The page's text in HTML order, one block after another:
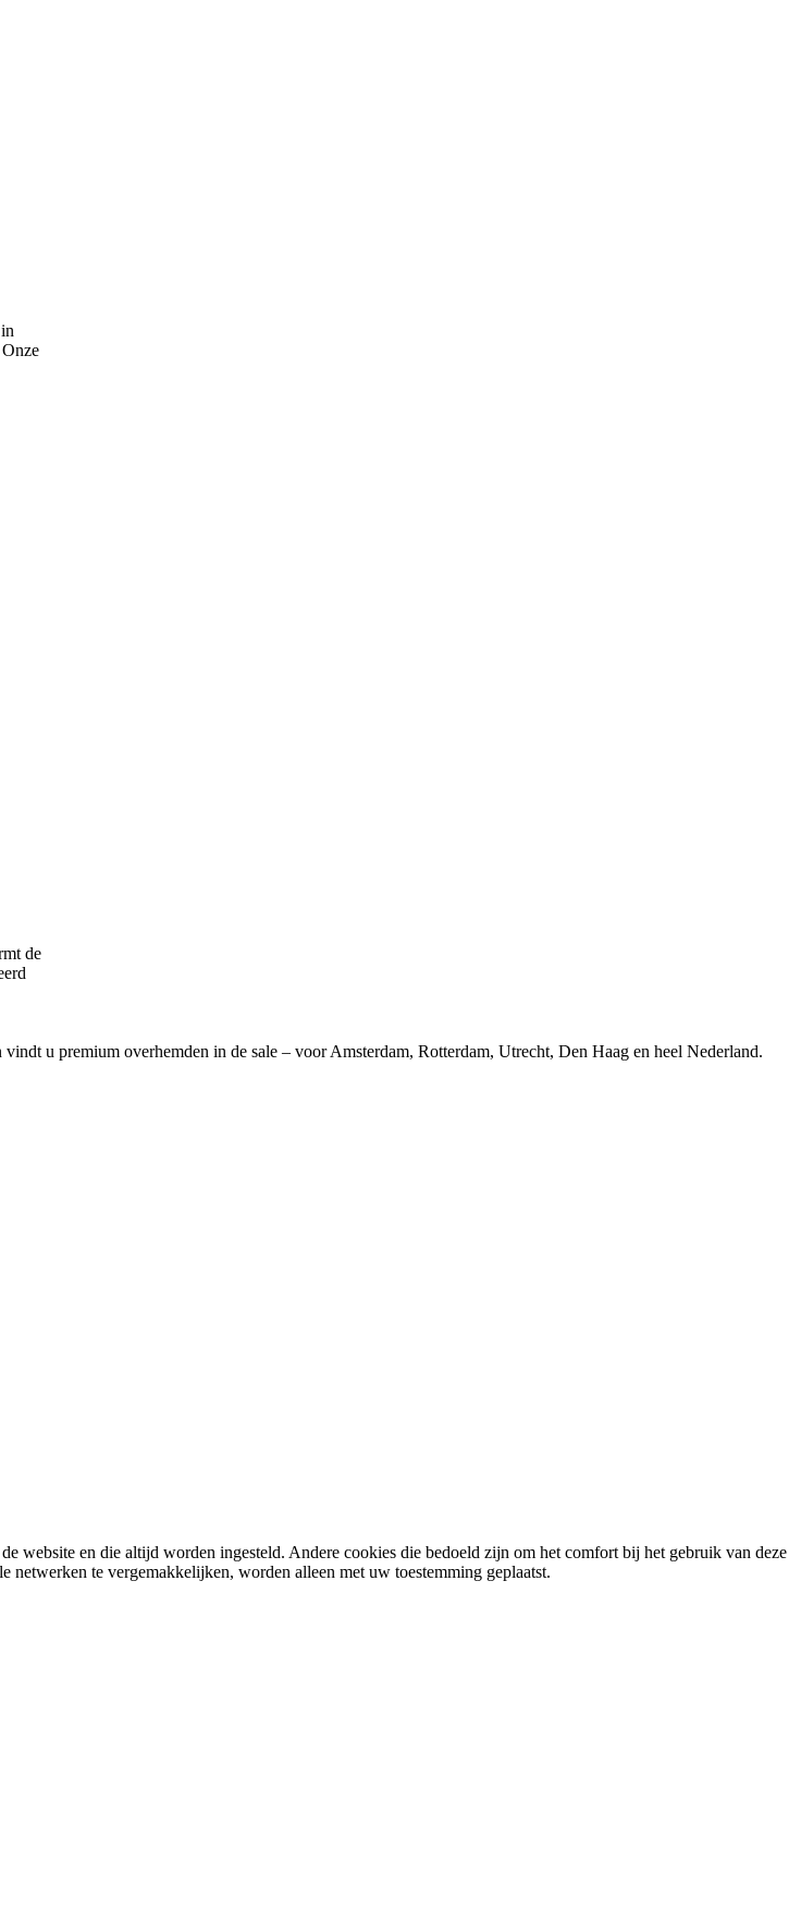
de
u premium overhemden in de sale – voor Amsterdam, Rotterdam, Utrecht, Den Haag en heel Nederland.
website en die altijd worden ingesteld. Andere cookies die bedoeld zijn om het comfort bij het gebruik van deze
netwerken te vergemakkelijken, worden alleen met uw toestemming geplaatst.